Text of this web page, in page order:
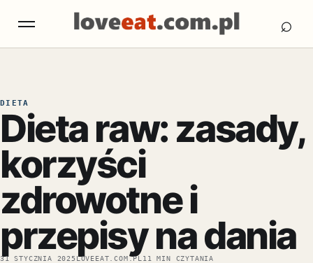
Otwórz menu ⌕
DIETA
Dieta raw: zasady,
korzyści
zdrowotne i
przepisy na dania
31 STYCZNIA 2025LOVEEAT.COM.PL 11 MIN CZYTANIA